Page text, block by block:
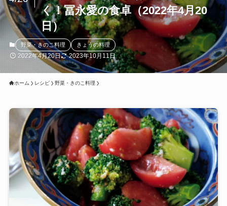
く！冨永愛の食卓（2022年4月20
日）
野菜・きのこ料理 きょうの料理
2022年4月20日 2023年10月11日
ホーム レシピ 野菜・きのこ料理